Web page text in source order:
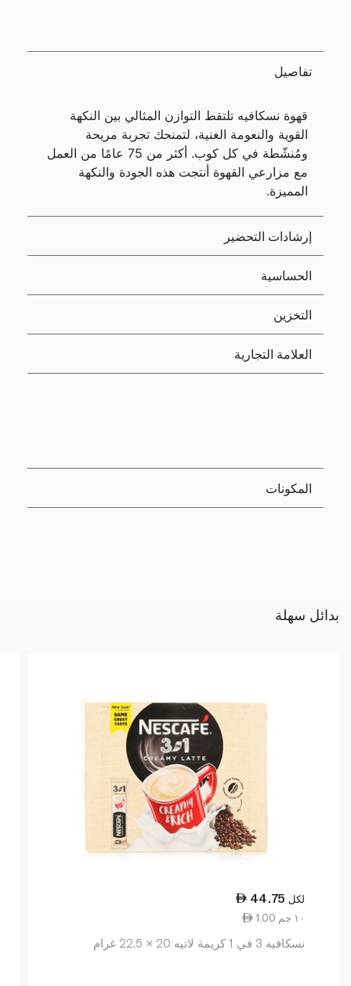
تفاصيل
قهوة نسكافيه تلتقط التوازن المثالي بين النكهة
القوية والنعومة الغنية، لتمنحك تجربة مريحة
ومُنشّطة في كل كوب. أكثر من 75 عامًا من العمل
مع مزارعي القهوة أنتجت هذه الجودة والنكهة
المميزة.
إرشادات التحضير
الحساسية
التخزين
العلامة التجارية
المكونات
بدائل سهلة
44.75 لكل
1.00 ١٠ جم
نسكافيه 3 في 1 كريمة لاتيه 20 × 22.5 غرام